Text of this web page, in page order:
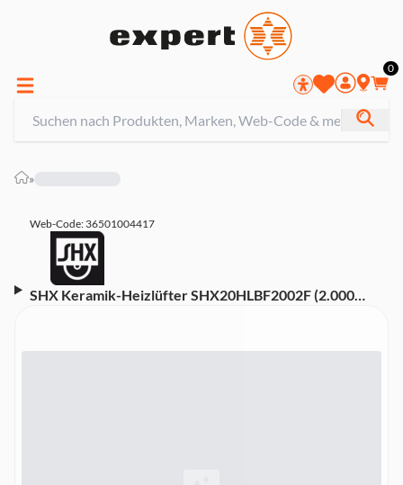
0
»
Web-Code: 36501004417
SHX Keramik-Heizlüfter SHX20HLBF2002F (2.000
Wassertank, UV-Filter, Staubfilter, LED-Display,